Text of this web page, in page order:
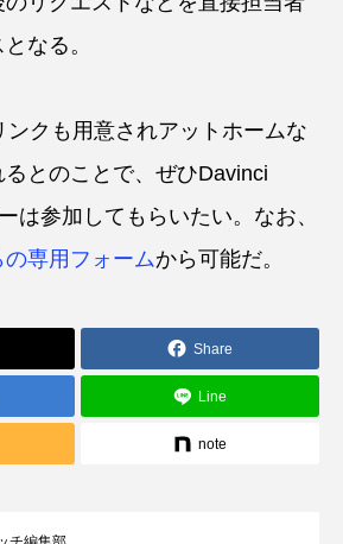
なる。
ンクも用意されアットホームな
とのことで、ぜひDavinci
は参加してもらいたい。なお、
の専用フォームから可能だ。
Share
Line
note